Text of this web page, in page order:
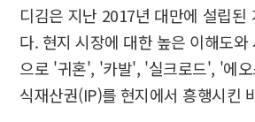
디김은 지난 2017년 대만에 설립된
다. 현지 시장에 대한 높은 이해도와
으로 '귀혼', '카발', '실크로드', '에
식재산권(IP)를 현지에서 흥행시킨